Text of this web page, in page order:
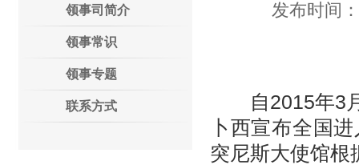
领事司简介
领事常识
领事专题
联系方式
发布时间
自2015年3月
卜西宣布全国
突尼斯大使馆根